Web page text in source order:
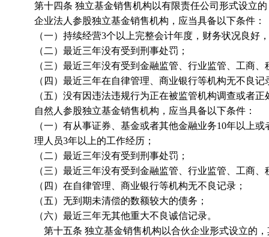
第十四条 独立基金销售机构以有限责任公司形式设立
企业法人参股独立基金销售机构，应当具备以下条件：
（一）持续经营3个以上完整会计年度，财务状况良好
（二）最近三年没有受到刑事处罚；
（三）最近三年没有受到金融监管、行业监管、工商
（四）最近三年在自律管理、商业银行等机构无不良记
（五）没有因违法违规行为正在被监管机构调查或者正
自然人参股独立基金销售机构，应当具备以下条件：
（一）有从事证券、基金或者其他金融业务10年以上
理人员3年以上的工作经历；
（二）最近三年没有受到刑事处罚；
（三）最近三年没有受到金融监管、行业监管、工商
（四）在自律管理、商业银行等机构无不良记录；
（五）无到期未清偿的数额较大的债务；
（六）最近三年无其他重大不良诚信记录。
第十五条 独立基金销售机构以合伙企业形式设立的